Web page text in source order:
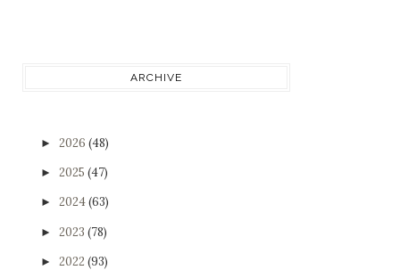
ARCHIVE
► 2026 (48)
► 2025 (47)
► 2024(63)
► 2023 (78)
► 2022 (93)